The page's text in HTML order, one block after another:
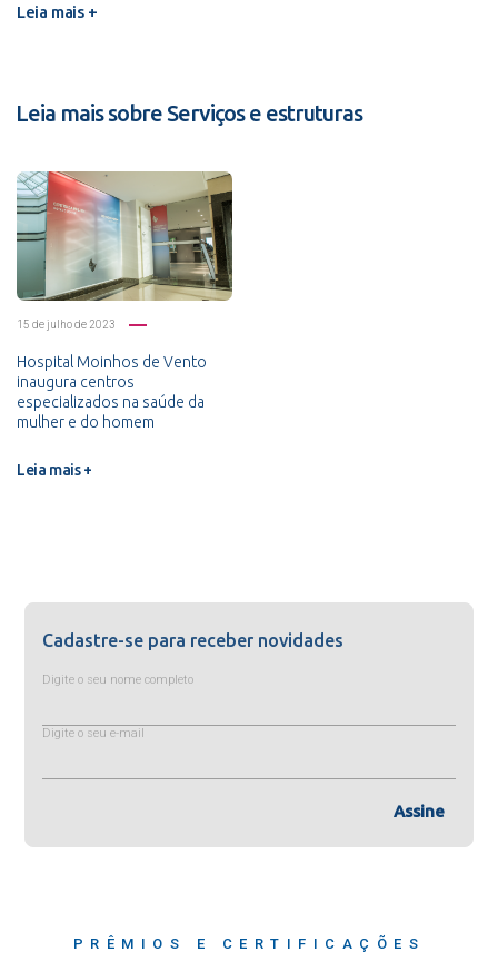
Leia mais +
Leia mais sobre Serviços e estruturas
15 de julho de 2023
Hospital Moinhos de Vento
inaugura centros
especializados na saúde da
mulher e do homem
Leia mais +
Cadastre-se para receber novidades
Digite o seu nome completo
Digite o seu e-mail
Assine
PRÊMIOS E CERTIFICAÇÕES